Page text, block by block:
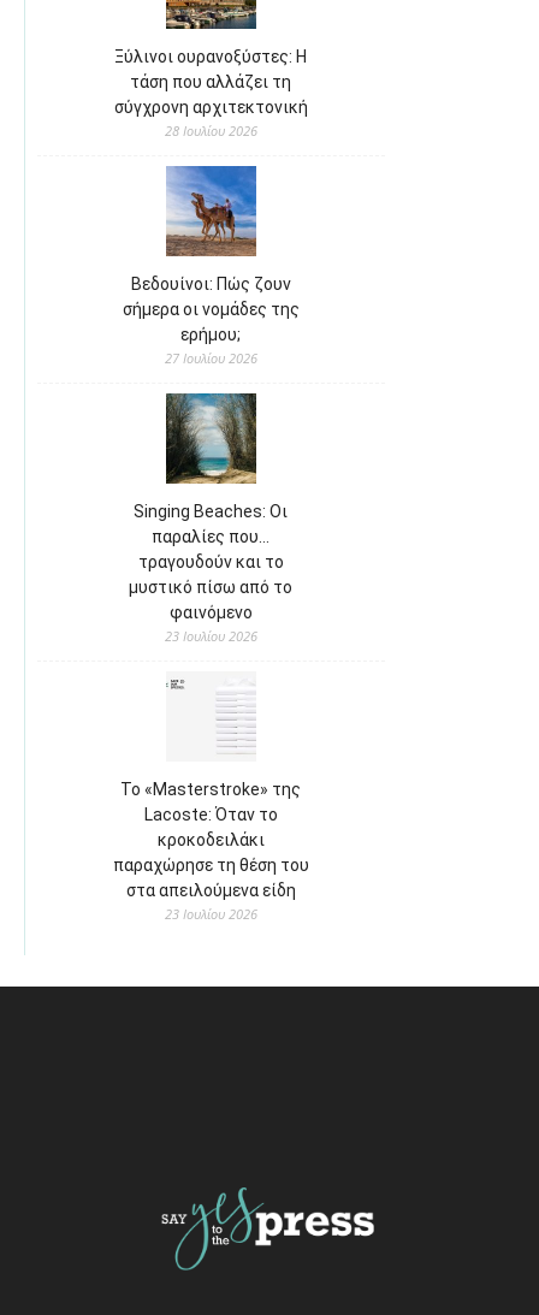
Ξύλινοι ουρανοξύστες: Η
τάση που αλλάζει τη
σύγχρονη αρχιτεκτονική
28 Ιουλίου 2026
Βεδουίνοι: Πώς ζουν
σήμερα οι νομάδες της
ερήμου;
27 Ιουλίου 2026
Singing Beaches: Οι
παραλίες που…
τραγουδούν και το
μυστικό πίσω από το
φαινόμενο
23 Ιουλίου 2026
Το «Masterstroke» της
Lacoste: Όταν το
κροκοδειλάκι
παραχώρησε τη θέση του
στα απειλούμενα είδη
23 Ιουλίου 2026